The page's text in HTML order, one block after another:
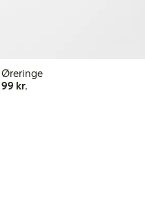
Øreringe
99 kr.99,00 kr.